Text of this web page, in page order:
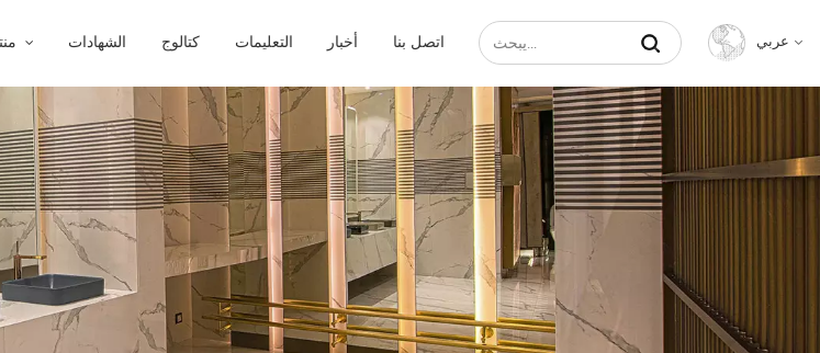
الشهادات كتالوج التعليمات أخبار اتصل بنا عربي
Français
Español
عربي